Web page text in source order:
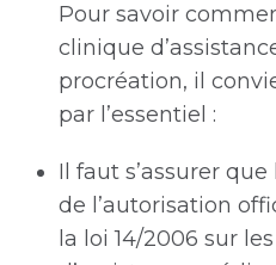
Pour savoir
clinique
procréation, il
par l’essentiel :
Il faut s’assurer
de l’autorisation
la loi 14/2006 sur